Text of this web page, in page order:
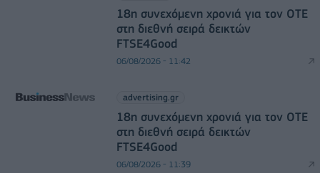
18η συνεχόμενη χρονιά για τον ΟΤΕ
στη διεθνή σειρά δεικτών
FTSE4Good
06/08/2026 - 11:42
advertising.gr
18η συνεχόμενη χρονιά για τον ΟΤΕ
στη διεθνή σειρά δεικτών
FTSE4Good
06/08/2026 - 11:39